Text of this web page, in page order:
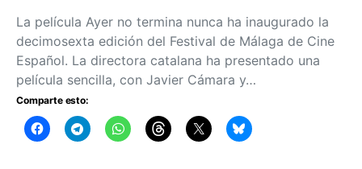
La película Ayer no termina nunca ha inaugurado la
decimosexta edición del Festival de Málaga de Cine
Español. La directora catalana ha presentado una
película sencilla, con Javier Cámara y…
Comparte esto: